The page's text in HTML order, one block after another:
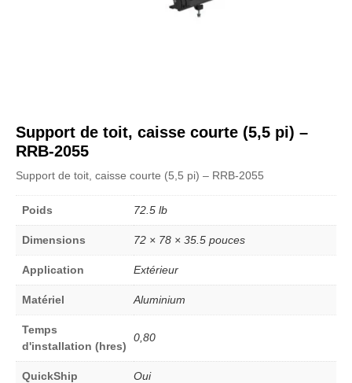
Support de toit, caisse courte (5,5 pi) –
RRB-2055
Support de toit, caisse courte (5,5 pi) – RRB-2055
Poids 72.5 lb
Dimensions 72 × 78 × 35.5 pouces
Application Extérieur
Matériel Aluminium
Temps
d'installation (hres)
0,80
QuickShip Oui